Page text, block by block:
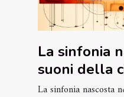
La sinfonia
suoni della
La sinfonia nascosta